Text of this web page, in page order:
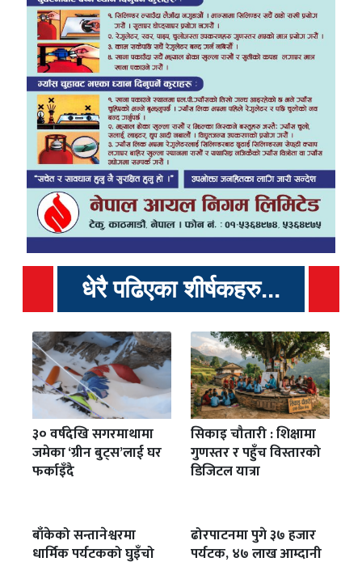
धेरै पढिएका शीर्षकहरु...
३० वर्षदेखि सगरमाथामा
जमेका ‘ग्रीन बुट्स’लाई घर
फर्काइँदै
सिकाइ चौतारी : शिक्षामा
गुणस्तर र पहुँच विस्तारको
डिजिटल यात्रा
बाँकेको सन्तानेश्वरमा
धार्मिक पर्यटकको घुइँचो
ढोरपाटनमा पुगे ३७ हजार
पर्यटक, ४७ लाख आम्दानी